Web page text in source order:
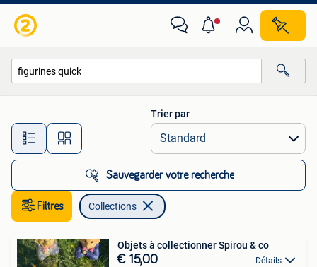
Toutes les distances…
Trier par
Sauvegarder votre recherche
Filtres Collections
Objets à collectionner Spirou & co
€ 15,00 Détails